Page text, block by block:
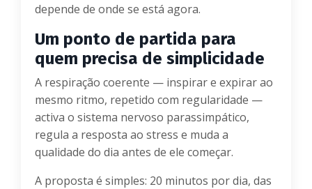
depende de onde se está agora.
Um ponto de partida para
quem precisa de simplicidade
A respiração coerente — inspirar e expirar ao
mesmo ritmo, repetido com regularidade —
activa o sistema nervoso parassimpático,
regula a resposta ao stress e muda a
qualidade do dia antes de ele começar.
A proposta é simples: 20 minutos por dia, das